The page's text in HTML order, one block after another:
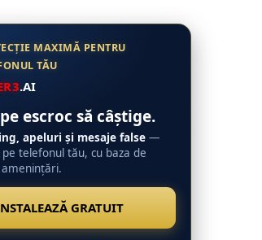
MAXIMĂ PENTRU
TĂU
.AI
escroc să câștige.
apeluri și mesaje false —
telefonul tău, cu baza de
GRATUIT